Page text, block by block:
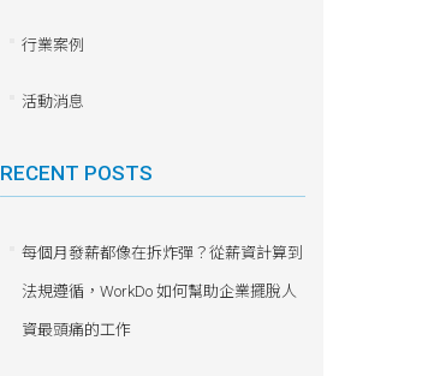
行業案例
活動消息
RECENT POSTS
每個月發薪都像在拆炸彈？從薪資計算到
法規遵循，WorkDo 如何幫助企業擺脫人
資最頭痛的工作